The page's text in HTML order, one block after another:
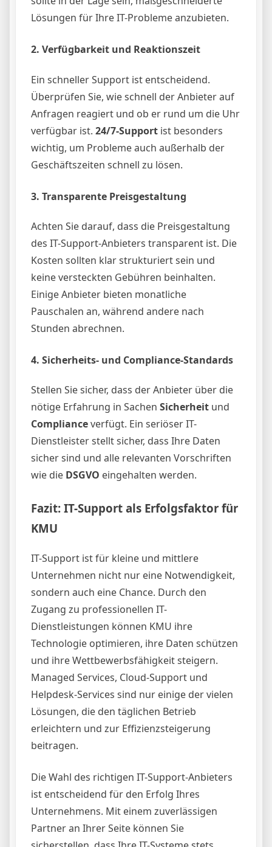
Lösungen für Ihre IT-Probleme anzubieten.
2. Verfügbarkeit und Reaktionszeit
Ein schneller Support ist entscheidend.
Überprüfen Sie, wie schnell der Anbieter auf
Anfragen reagiert und ob er rund um die Uhr
verfügbar ist. 24/7-Support ist besonders
wichtig, um Probleme auch außerhalb der
Geschäftszeiten schnell zu lösen.
3. Transparente Preisgestaltung
Achten Sie darauf, dass die Preisgestaltung
des IT-Support-Anbieters transparent ist. Die
Kosten sollten klar strukturiert sein und
keine versteckten Gebühren beinhalten.
Einige Anbieter bieten monatliche
Pauschalen an, während andere nach
Stunden abrechnen.
4. Sicherheits- und Compliance-Standards
Stellen Sie sicher, dass der Anbieter über die
nötige Erfahrung in Sachen Sicherheit und
Complianceverfügt. Ein seriöser IT-
Dienstleister stellt sicher, dass Ihre Daten
sicher sind und alle relevanten Vorschriften
wie die DSGVO eingehalten werden.
Fazit: IT-Support als Erfolgsfaktor für
KMU
IT-Support ist für kleine und mittlere
Unternehmen nicht nur eine Notwendigkeit,
sondern auch eine Chance. Durch den
Zugang zu professionellen IT-
Dienstleistungen können KMU ihre
Technologie optimieren, ihre Daten schützen
und ihre Wettbewerbsfähigkeit steigern.
Managed Services, Cloud-Support und
Helpdesk-Services sind nur einige der vielen
Lösungen, die den täglichen Betrieb
erleichtern und zur Effizienzsteigerung
beitragen.
Die Wahl des richtigen IT-Support-Anbieters
ist entscheidend für den Erfolg Ihres
Unternehmens. Mit einem zuverlässigen
Partner an Ihrer Seite können Sie